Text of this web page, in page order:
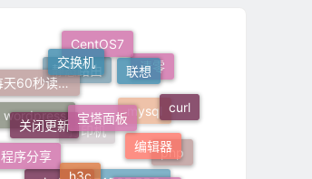
静态路由
CentOS7
清零
mysql
打印机
wordpress
每天60秒读懂世界
交换机 联想
curl
php
程序分享
关闭更新
宝塔面板
编辑器
h3c